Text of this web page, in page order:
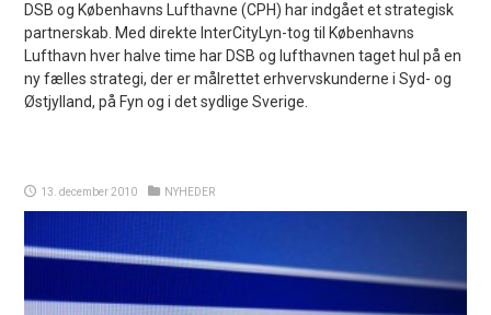
DSB og Københavns Lufthavne (CPH) har indgået et strategisk
partnerskab. Med direkte InterCityLyn-tog til Københavns
Lufthavn hver halve time har DSB og lufthavnen taget hul på en
ny fælles strategi, der er målrettet erhvervskunderne i Syd- og
Østjylland, på Fyn og i det sydlige Sverige.
13. december 2010 NYHEDER